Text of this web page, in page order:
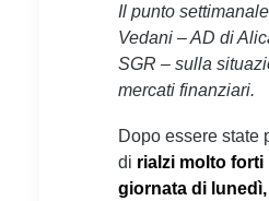
Il punto
Vedani – AD di
SGR – sulla
mercati finanziari.
Dopo essere state
di rialzi molto forti
giornata di lunedì,